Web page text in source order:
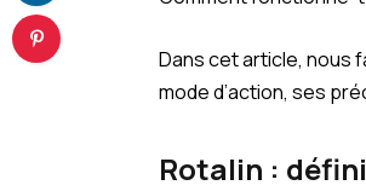
Dans cet article, nous
mode d’action, ses
Rotalin :